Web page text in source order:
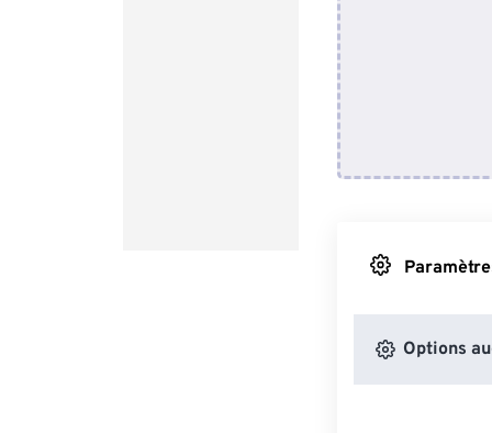
Options